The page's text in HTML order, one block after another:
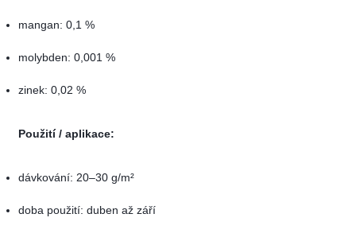
mangan: 0,1 %
molybden: 0,001 %
zinek: 0,02 %
Použití / aplikace:
dávkování: 20–30 g/m²
doba použití: duben až září